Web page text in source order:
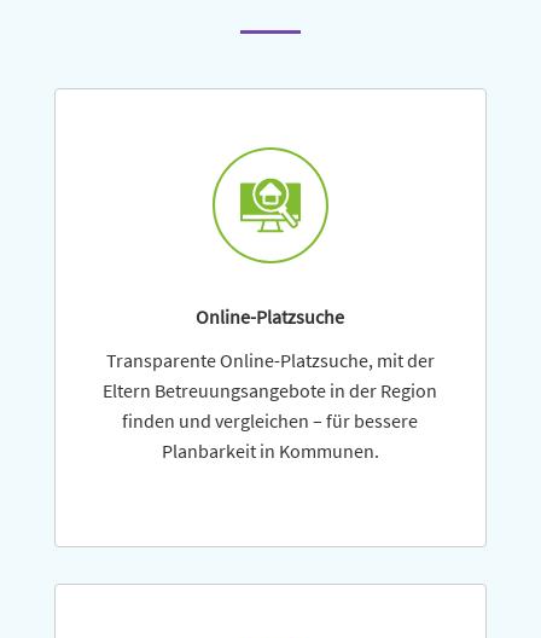
Online-Platzsuche
Transparente Online-Platzsuche, mit der
Eltern Betreuungsangebote in der Region
finden und verglei­chen – für bessere
Planbarkeit in Kommunen.